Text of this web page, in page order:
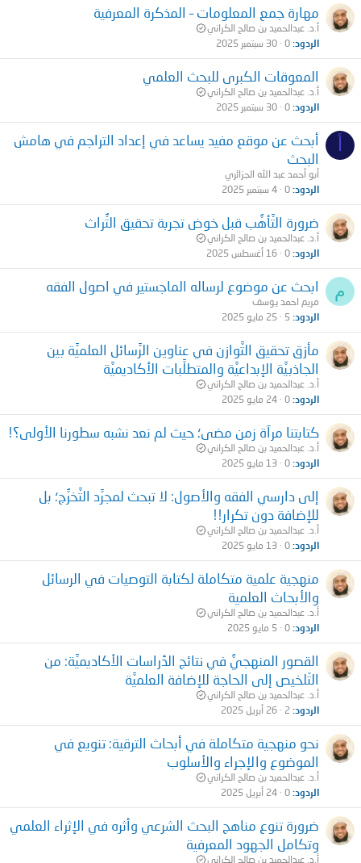
مهارة جمع المعلومات – المذكرة المعرفية
أ.د. عبدالحميد بن صالح الكراني
الردود 0 30 سبتمبر 2025
المعوقات الكبرى للبحث العلمي
أ.د. عبدالحميد بن صالح الكراني
الردود 0 30 سبتمبر 2025
أ
أبحث عن موقع مفيد يساعد في إعداد التراجم في هامش
البحث
أبو أحمد عبد الله الجزائري
الردود 0 4 سبتمبر 2025
ضرورة التَّأهُّب قبل خوض تجربة تحقيق التُّراث
أ.د. عبدالحميد بن صالح الكراني
الردود 0 16 أغسطس 2025
م ابحث عن موضوع لرساله الماجستير في اصول الفقه
مريم احمد يوسف
الردود 5 25 مايو 2025
مأزق تحقيق التَّوازن في عناوين الرَّسائل العلميَّة بين
الجاذبيَّة الإبداعيَّة والمتطلَّبات الأكاديميَّة
أ.د. عبدالحميد بن صالح الكراني
الردود 0 24 مايو 2025
كتابتنا مرآة زمن مضى؛ حيث لم نعد نشبه سطورنا الأولى؟!
أ.د. عبدالحميد بن صالح الكراني
الردود 0 13 مايو 2025
إلى دارسي الفقه والأصول: لا تبحث لمجرَّد التَّخرُّج؛ بل
للإضافة دون تكرار!!
أ.د. عبدالحميد بن صالح الكراني
الردود 0 13 مايو 2025
منهجية علمية متكاملة لكتابة التوصيات في الرسائل
والأبحاث العلمية
أ.د. عبدالحميد بن صالح الكراني
الردود 0 5 مايو 2025
القصور المنهجيُّ في نتائج الدِّراسات الأكاديميَّة: من
التّلخيص إلى الحاجة للإضافة العلميَّة
أ.د. عبدالحميد بن صالح الكراني
الردود 2 26 أبريل 2025
نحو منهجية متكاملة في أبحاث الترقية: تنويع في
الموضوع والإجراء والأسلوب
أ.د. عبدالحميد بن صالح الكراني
الردود 0 24 أبريل 2025
ضرورة تنوع مناهج البحث الشرعي وأثره في الإثراء العلمي
وتكامل الجهود المعرفية
أ.د. عبدالحميد بن صالح الكراني